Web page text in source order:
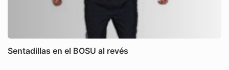
Sentadillas en el BOSU al revés